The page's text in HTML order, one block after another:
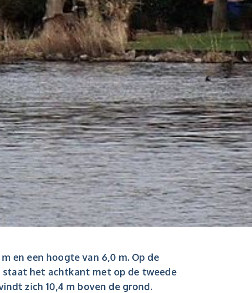
en een hoogte van 6,0 m. Op de
staat het achtkant met op de tweede
zich 10,4 m boven de grond.